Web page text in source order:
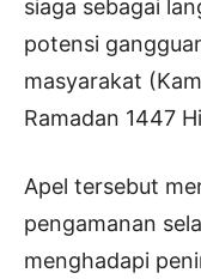
siaga sebagai
potensi
masyarakat
Ramadan 1447
Apel tersebut
pengamanan
menghadapi